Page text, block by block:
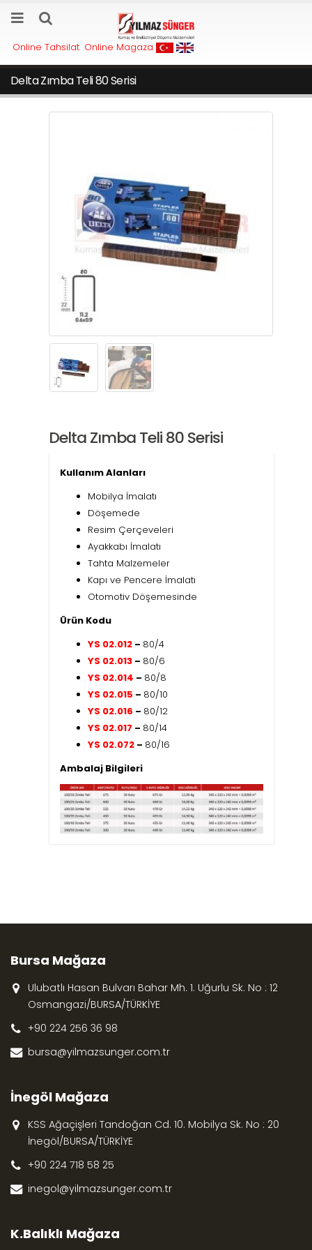
Online Tahsilat Online Magaza
Delta Zımba Teli 80 Serisi
Delta Zımba Teli 80 Serisi
Kullanım Alanları
Mobilya İmalatı
Döşemede
Resim Çerçeveleri
Ayakkabı İmalatı
Tahta Malzemeler
Kapı ve Pencere İmalatı
Otomotiv Döşemesinde
Ürün Kodu
YS 02.012 – 80/4
YS 02.013 – 80/6
YS 02.014 – 80/8
YS 02.015 – 80/10
YS 02.016 – 80/12
YS 02.017 – 80/14
YS 02.072 – 80/16
Ambalaj Bilgileri
Bursa Mağaza
Ulubatlı Hasan Bulvarı Bahar Mh. 1. Uğurlu Sk. No : 12
Osmangazi/BURSA/TÜRKİYE
+90 224 256 36 98
bursa@yilmazsunger.com.tr
İnegöl Mağaza
KSS Ağaçişleri Tandoğan Cd. 10. Mobilya Sk. No : 20
İnegöl/BURSA/TÜRKİYE
+90 224 718 58 25
inegol@yilmazsunger.com.tr
K.Balıklı Mağaza